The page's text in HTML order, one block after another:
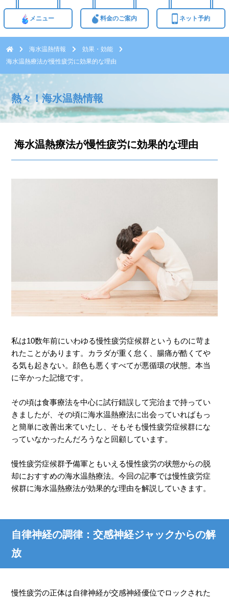
メニュー 料金のご案内 ネット予約
海水温熱情報
効果・効能
海水温熱療法が慢性疲労に効果的な理由
熱々！海水温熱情報
海水温熱療法が慢性疲労に効果的な理由
私は10数年前にいわゆる慢性疲労症候群というものに苛ま
れたことがあります。カラダが重く怠く、腸痛が酷くてや
る気も起きない。顔色も悪くすべてが悪循環の状態。本当
に辛かった記憶です。
その頃は食事療法を中心に試行錯誤して完治まで持ってい
きましたが、その頃に海水温熱療法に出会っていればもっ
と簡単に改善出来ていたし、そもそも慢性疲労症候群にな
っていなかったんだろうなと回顧しています。
慢性疲労症候群予備軍ともいえる慢性疲労の状態からの脱
却におすすめの海水温熱療法。今回の記事では慢性疲労症
候群に海水温熱療法が効果的な理由を解説していきます。
自律神経の調律：交感神経ジャックからの解
放
慢性疲労の正体は自律神経が交感神経優位でロックされた